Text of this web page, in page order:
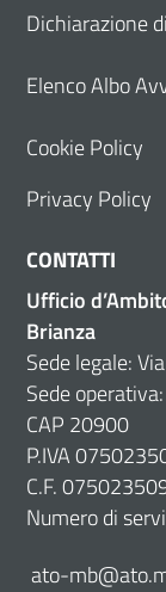
Dichiarazione
Elenco Albo
Cookie Policy
Privacy Policy
CONTATTI
Ufficio
Brianza
Sede legale:
Sede
CAP 20900
P.IVA
C.F.
Numero di
ato-